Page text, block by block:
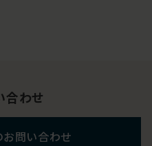
合わせ
問い合わせ